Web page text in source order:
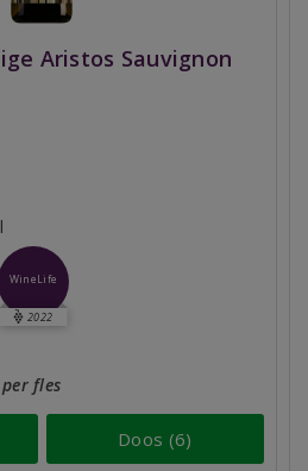
Aristos Sauvignon
WineLife
2022
fles
Doos (6)